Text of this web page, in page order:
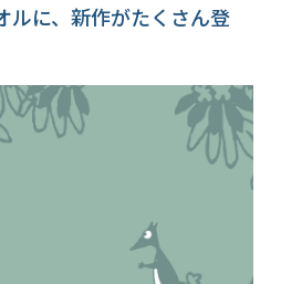
ルに、新作がたくさん登